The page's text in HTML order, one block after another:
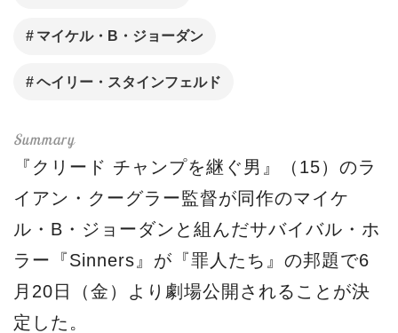
マイケル・B・ジョーダン
ヘイリー・スタインフェルド
『クリード チャンプを継ぐ男』（15）のラ
イアン・クーグラー監督が同作のマイケ
ル・B・ジョーダンと組んだサバイバル・ホ
ラー『Sinners』が『罪人たち』の邦題で6
月20日（金）より劇場公開されることが決
定した。